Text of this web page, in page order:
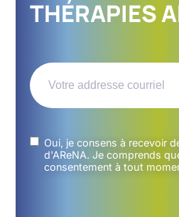
THÉRAPIES
Email(Nécessaire)
Untitled(Nécessaire)
Oui, je consens à recevoir
d'AReNA. Je comprends
consentement à tout